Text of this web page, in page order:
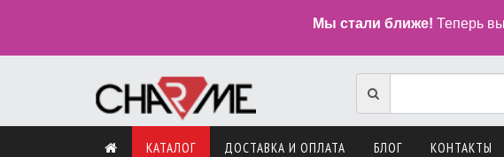
Мы стали ближе! Теперь
КАТАЛОГ ДОСТАВКА И ОПЛАТА БЛОГ КОНТАКТЫ